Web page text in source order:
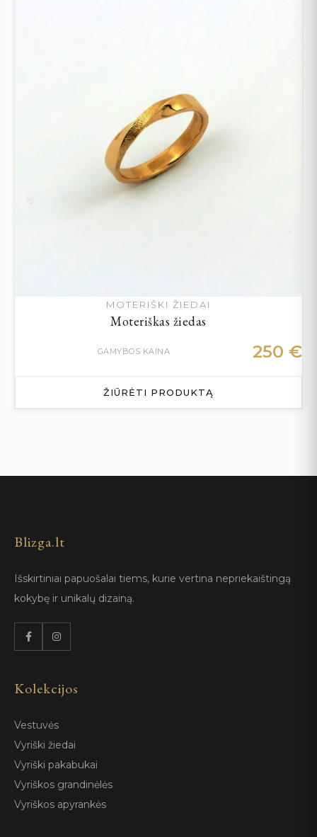
MOTERIŠKI ŽIEDAI
Moteriškas žiedas
GAMYBOS KAINA 250 €
ŽIŪRĖTI PRODUKTĄ
Blizga.lt
Išskirtiniai papuošalai tiems, kurie vertina nepriekaištingą
kokybę ir unikalų dizainą.
Kolekcijos
Vestuvės
Vyriški žiedai
Vyriški pakabukai
Vyriškos grandinėlės
Vyriškos apyrankės